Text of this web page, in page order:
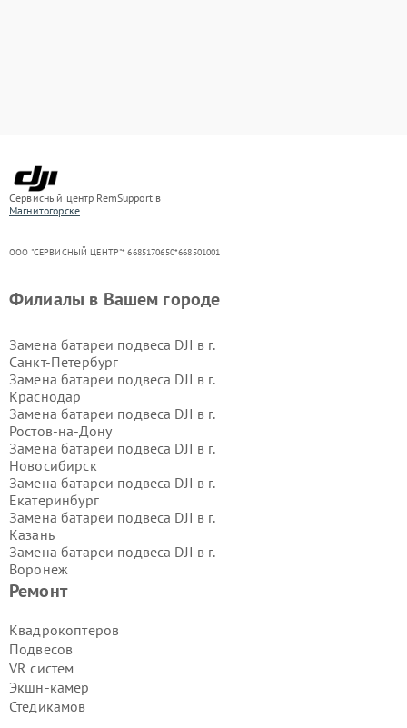
Сервисный центр RemSupport в
Магнитогорске
ООО "СЕРВИСНЫЙ ЦЕНТР"* 6685170650*668501001
Ремонт
Квадрокоптеров
Подвесов
VR систем
Экшн-камер
Стедикамов
Филиалы в Вашем городе
Замена батареи подвеса DJI в г.
Санкт-Петербург
Замена батареи подвеса DJI в г.
Краснодар
Замена батареи подвеса DJI в г.
Ростов-на-Дону
Замена батареи подвеса DJI в г.
Новосибирск
Замена батареи подвеса DJI в г.
Екатеринбург
Замена батареи подвеса DJI в г.
Казань
Замена батареи подвеса DJI в г.
Воронеж
Замена батареи подвеса DJI в г.
Замена батареи подвеса DJI в г.
Самара
Замена батареи подвеса DJI в г.
Пермь
Замена батареи подвеса DJI в г.
Красноярск